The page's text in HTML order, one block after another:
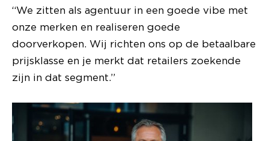
“We zitten als agentuur in een goede vibe met
onze merken en realiseren goede
doorverkopen. Wij richten ons op de betaalbare
prijsklasse en je merkt dat retailers zoekende
zijn in dat segment.”